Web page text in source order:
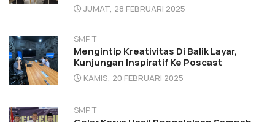
JUMAT, 28 FEBRUARI 2025
SMPIT
Mengintip Kreativitas Di Balik Layar,
Kunjungan Inspiratif Ke Poscast
KAMIS, 20 FEBRUARI 2025
SMPIT